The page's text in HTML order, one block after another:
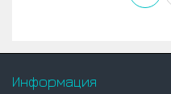
Информация